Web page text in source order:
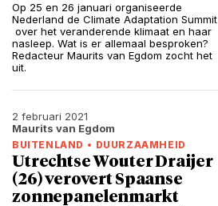
Op 25 en 26 januari organiseerde​
Nederland de Climate Adaptation Summit​
over het veranderende klimaat en haar
nasleep. Wat is er allemaal besproken?
Redacteur Maurits van Egdom zocht het
uit.
2 februari 2021
Maurits van Egdom
BUITENLAND • DUURZAAMHEID
Utrechtse Wouter Draijer
(26) verovert Spaanse
zonnepanelenmarkt